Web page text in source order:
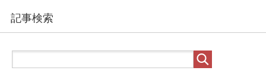
記事検索